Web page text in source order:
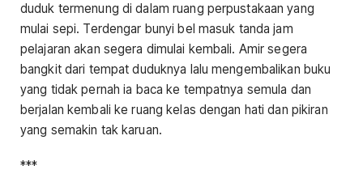
duduk termenung di dalam ruang perpustakaan yang
mulai sepi. Terdengar bunyi bel masuk tanda jam
pelajaran akan segera dimulai kembali. Amir segera
bangkit dari tempat duduknya lalu mengembalikan buku
yang tidak pernah ia baca ke tempatnya semula dan
berjalan kembali ke ruang kelas dengan hati dan pikiran
yang semakin tak karuan.
***